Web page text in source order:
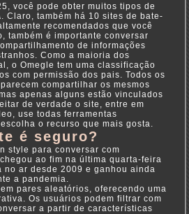
você pode obter muitos tipos de
Claro, também há 10 sites de bate-
recomendados que você
também é importante conversar
de informações
Como a maioria dos
o Omegle tem uma classificação
com permissão dos pais. Todos os
compartilhar os mesmos
apenas alguns estão vinculados
de verdade o site, entre em
use todas ferramentas
o recurso que mais gosta.
é seguro?
style para conversar com
ao fim na última quarta-feira
no ar desde 2009 e ganhou ainda
a pandemia.
pares aleatórios, oferecendo uma
Os usuários podem filtrar com
a partir de características